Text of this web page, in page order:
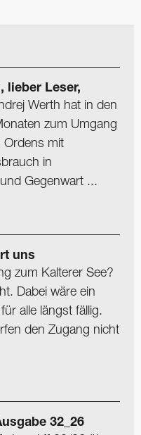
lieber Leser,
Werth hat in den
zum Umgang
Ordens mit
in
Gegenwart ...
uns
zum Kalterer See?
Dabei wäre ein
alle längst fällig.
den Zugang nicht
32_26